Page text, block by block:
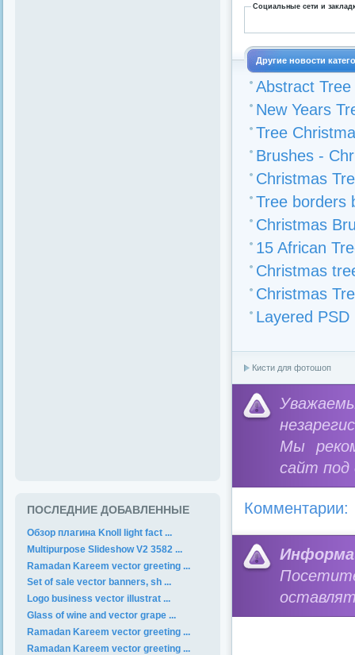
Социальные сети и
Другие новости
Abstract
New Years
Tree
Brushes -
Christmas
Tree borders
Christmas
15 African
Christmas
Christmas
Layered
Кисти для фотошоп
Мы
сайт под
Комментарии:
ПОСЛЕДНИЕ ДОБАВЛЕННЫЕ
Обзор плагина Knoll light fact ...
Multipurpose Slideshow V2 3582 ...
Ramadan Kareem vector greeting ...
Set of sale vector banners, sh ...
Logo business vector illustrat ...
Glass of wine and vector grape ...
Ramadan Kareem vector greeting ...
Ramadan Kareem vector greeting ...